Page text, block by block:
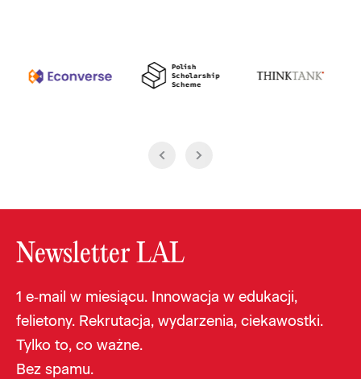
Newsletter LAL
1 e‑mail w miesiącu. Innowacja w edukacji,
felietony. Rekrutacja, wydarzenia, ciekawostki.
Tylko to, co ważne.
Bez spamu.